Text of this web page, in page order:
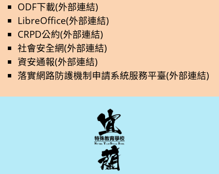
ODF下載(外部連結)
LibreOffice(外部連結)
CRPD公約(外部連結)
社會安全網(外部連結)
資安通報(外部連結)
落實網路防護機制申請系統服務平臺(外部連結)